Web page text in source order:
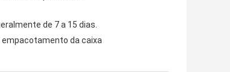
de 7 a 15 dias.
empacotamento da caixa